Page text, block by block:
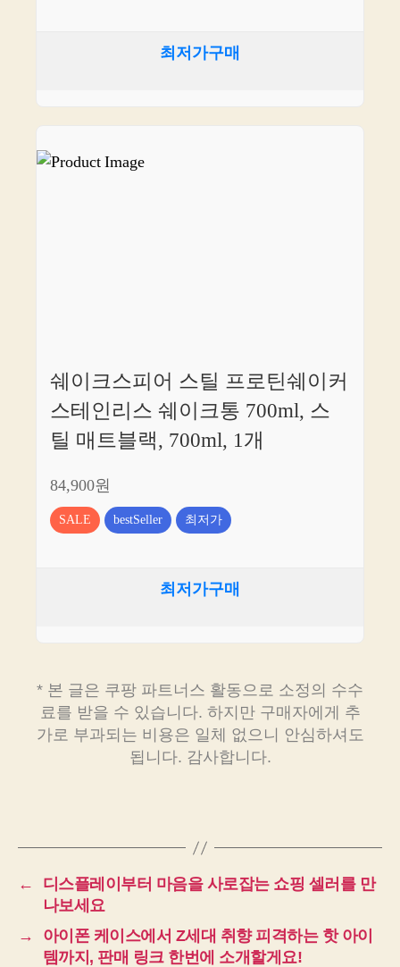
최저가구매
쉐이크스피어 스틸 프로틴쉐이커
스테인리스 쉐이크통 700ml, 스
틸 매트블랙, 700ml, 1개
84,900원
SALE bestSeller 최저가
최저가구매
* 본 글은 쿠팡 파트너스 활동으로 소정의 수수
료를 받을 수 있습니다. 하지만 구매자에게 추
가로 부과되는 비용은 일체 없으니 안심하셔도
됩니다. 감사합니다.
←
디스플레이부터 마음을 사로잡는 쇼핑 셀러를 만
나보세요
→
아이폰 케이스에서 Z세대 취향 피격하는 핫 아이
템까지, 판매 링크 한번에 소개할게요!